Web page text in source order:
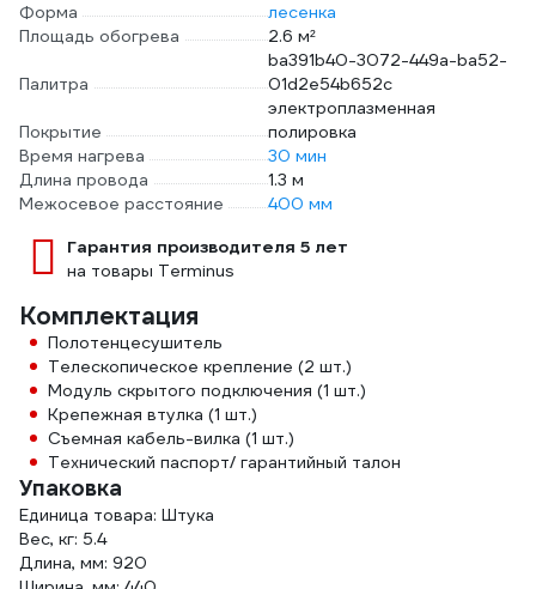
Форма
лесенка
Площадь обогрева
2.6 м²
Палитра
ba391b40-3072-449a-ba52-
01d2e54b652c
Покрытие
электроплазменная
полировка
Время нагрева
30 мин
Длина провода
1.3 м
Межосевое расстояние
400 мм
Гарантия производителя 5 лет
на товары Terminus
Комплектация
Полотенцесушитель
Телескопическое крепление (2 шт.)
Модуль скрытого подключения (1 шт.)
Крепежная втулка (1 шт.)
Съемная кабель-вилка (1 шт.)
Технический паспорт/ гарантийный талон
Упаковка
Единица товара: Штука
Вес, кг: 5.4
Длина, мм: 920